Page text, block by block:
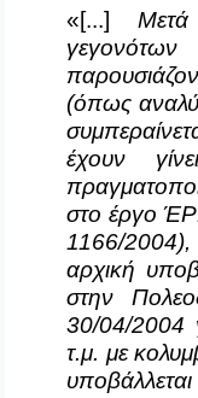
«[...]
(όπως
έχουν
στο έργο
1166/2004),
αρχική
στην
30/04/2004
τ.μ. με